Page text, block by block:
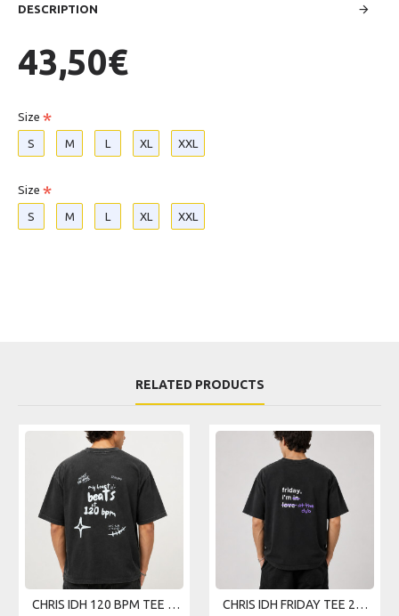
DESCRIPTION
43,50€
Size
S M L XL XXL
Size
S M L XL XXL
RELATED PRODUCTS
CHRIS IDH 120 BPM TEE 270 GSM SKU226TT10-02V CHRIS IDH FRIDAY TEE 270 GSM SKU226TT13-02V